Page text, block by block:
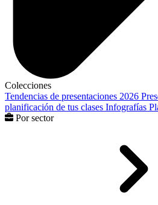
Colecciones
Tendencias de presentaciones 2026
planificación de tus clases Infografías
Por sector